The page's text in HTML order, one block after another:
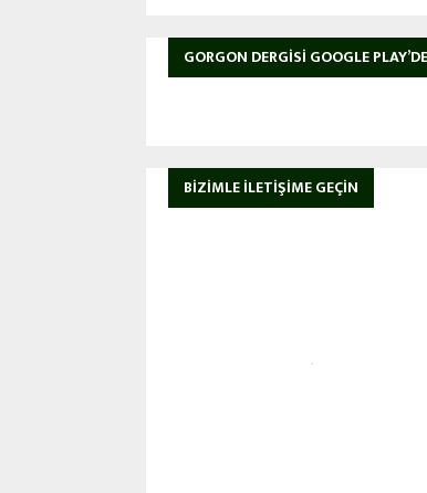
GORGON DERGISI GOOGLE PLAY’DE
BIZIMLE İLETIŞIME GEÇIN